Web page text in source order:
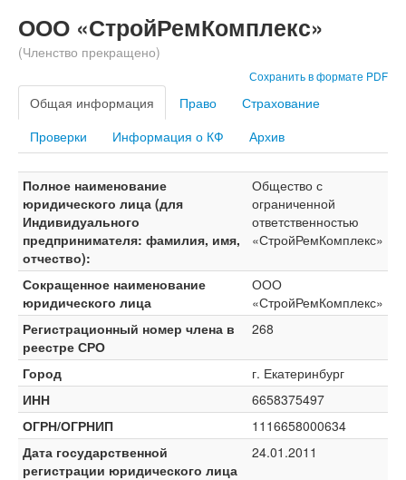
ООО «СтройРемКомплекс»
(Членство прекращено)
Сохранить в формате PDF
Общая информация Право
Страхование
Проверки
Информация о КФ Архив
Полное наименование
юридического лица (для
Индивидуального
предпринимателя: фамилия, имя,
отчество):
Общество с
ограниченной
ответственностью
«СтройРемКомплекс»
Сокращенное наименование
юридического лица
ООО
«СтройРемКомплекс»
Регистрационный номер члена в
реестре СРО
268
Город
г. Екатеринбург
ИНН
6658375497
ОГРН/ОГРНИП
1116658000634
Дата государственной
регистрации юридического лица
24.01.2011